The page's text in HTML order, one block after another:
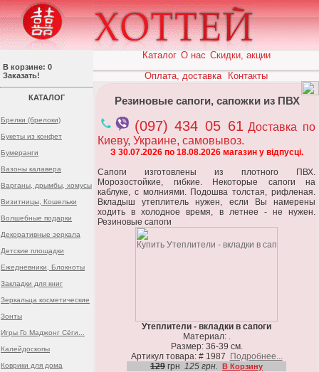
В корзине: 0
Заказать!
КАТАЛОГ
Брелки (брелоки)
Букеты из конфет
Бумеранги
Вазоны калавера
Варганы, дрымбы, хомусы
Визитницы, Кошельки
Волшебные подарки
Декоративные зеркала
Детские площадки
Ежедневники, Блокноты
Закладки для книг
Зеркальца косметические
Зонты
Игры Го Маджонг Сёги...
Калейдоскопы
Коврики для дома
Каталог О нас Скидки, акции
Оплата, доставка
Контакты
Резиновые сапоги, сапожки из ПВХ
(097) 434 05 61 Доставка по
Киеву, Украине, самовывоз.
З 30.07.2026 по 18.08.2026 магазин у відпусці.
Сапоги изготовлены из плотного ПВХ.
Морозостойкие, гибкие. Некоторые сапоги на
каблуке, с молниями. Подошва толстая, рифленая.
Вкладыш утеплитель нужен, если Вы намерены
ходить в холодное время, в летнее - не нужен.
Резиновые сапоги
Утеплители - вкладки в сапоги
Материал: .
Размер: 36-39 см.
Артикул товара: # 1987
Подробнее...
129 грн 125 грн. В Корзину